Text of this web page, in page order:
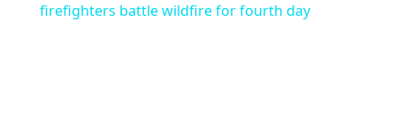
firefighters battle wildfire for fourth day